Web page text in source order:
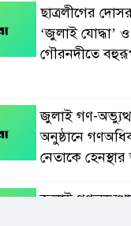
ছাত্রলীগের
‘জুলাই যোদ্ধা’ ও
গৌরনদীতে
জুলাই গণ-
অনুষ্ঠানে
নেতাকে
জুলাই